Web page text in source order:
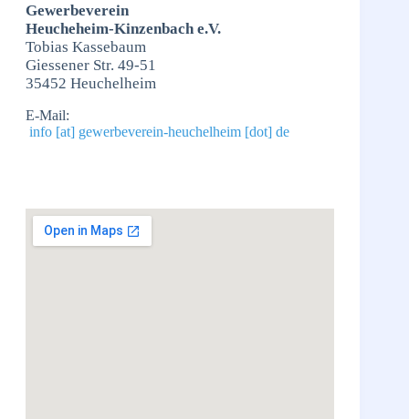
Gewerbeverein
Heucheheim-Kinzenbach e.V.
Tobias Kassebaum
Giessener Str. 49-51
35452 Heuchelheim
E-Mail:
info [at] gewerbeverein-heuchelheim [dot] de